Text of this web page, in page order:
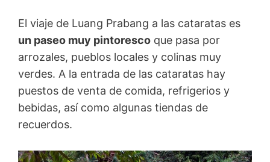
El viaje de Luang Prabang a las cataratas es
un paseo muy pintoresco que pasa por
arrozales, pueblos locales y colinas muy
verdes. A la entrada de las cataratas hay
puestos de venta de comida, refrigerios y
bebidas, así como algunas tiendas de
recuerdos.